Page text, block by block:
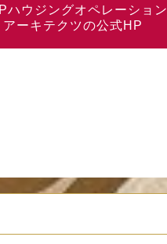
ハウジングオペレーション
アーキテクツの公式HP